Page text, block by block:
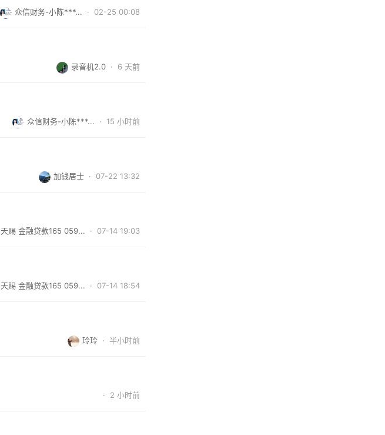
众信财务-小陈***... · 02-25 00:08
录音机2.0 · 6 天前
众信财务-小陈***... · 15 小时前
加钱居士 · 07-22 13:32
天赐 金融贷款165 059... · 07-14 19:03
天赐 金融贷款165 059... · 07-14 18:54
玲玲 · 半小时前
· 2 小时前